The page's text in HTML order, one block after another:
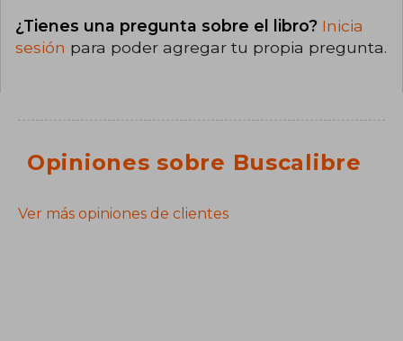
¿Tienes una pregunta sobre el libro? Inicia
sesión para poder agregar tu propia pregunta.
Opiniones sobre Buscalibre
Ver más opiniones de clientes